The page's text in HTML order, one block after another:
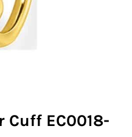
Cuff EC0018-